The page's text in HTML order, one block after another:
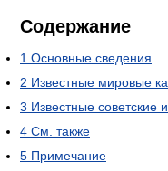
Содержание
1 Основные сведения
2 Известные мировые
3 Известные советские
4 См. также
5 Примечание